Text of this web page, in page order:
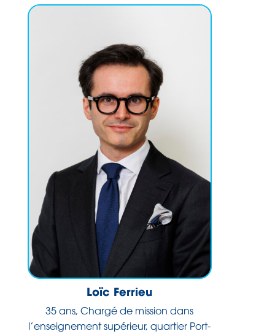
Loïc Ferrieu
35 ans, Chargé de mission dans
l’enseignement supérieur, quartier Port-